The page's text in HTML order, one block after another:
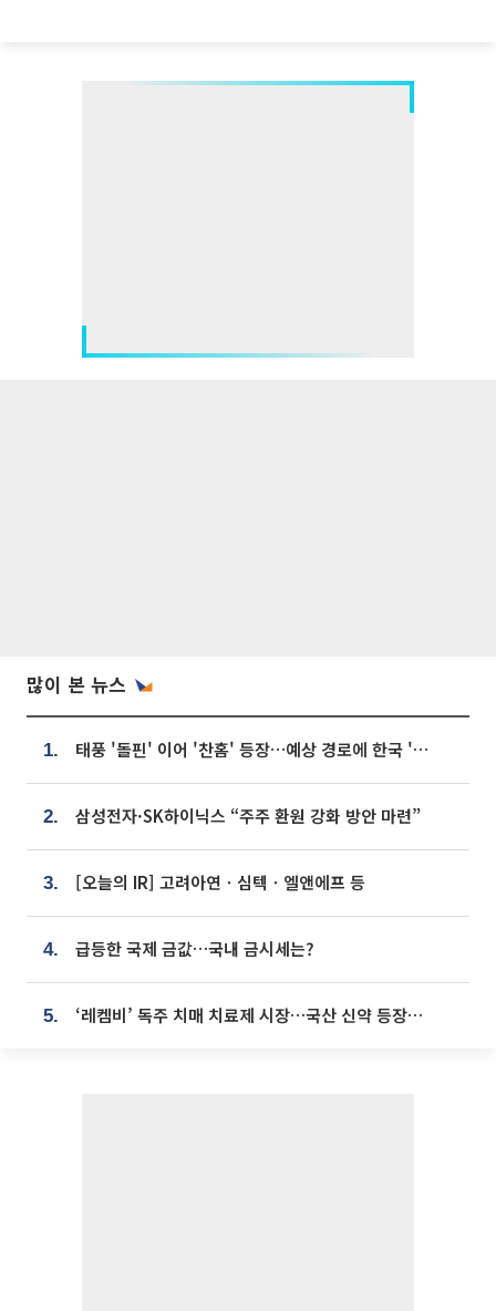
많이 본 뉴스
1. 태풍 '돌핀' 이어 '찬홈' 등장…예상 경로에 한국 '한숨'
2. 삼성전자·SK하이닉스 “주주 환원 강화 방안 마련”
3. [오늘의 IR] 고려아연ㆍ심텍ㆍ엘앤에프 등
4. 급등한 국제 금값…국내 금시세는?
5. ‘레켐비’ 독주 치매 치료제 시장…국산 신약 등장하나